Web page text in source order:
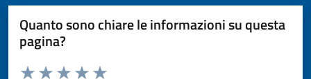
Quanto sono chiare le informazioni su questa
pagina?
Valuta da 1 a 5 stelle la pagina